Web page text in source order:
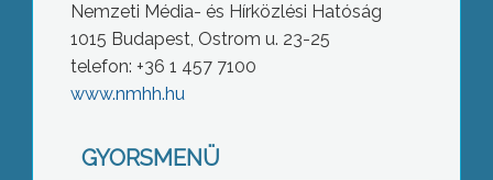
Nemzeti Média- és Hírközlési Hatóság
1015 Budapest, Ostrom u. 23-25
telefon: +36 1 457 7100
www.nmhh.hu
GYORSMENÜ